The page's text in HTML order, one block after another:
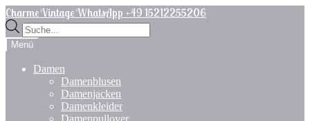
Zur
Navigation
springen
Zum
Inhalt
springen
Charme Vintage WhatsApp +49 15212255206
Products
search
Menü
Damen
Damenblusen
Damenjacken
Damenkleider
Damenpullover